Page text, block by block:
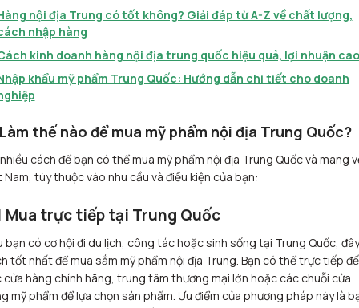
nội địa Trung có tốt không? Giải đáp từ A-Z về chất lượng,
nhập hàng
kinh doanh hàng nội địa trung quốc hiệu quả, lợi nhuận cao
khẩu mỹ phẩm Trung Quốc: Hướng dẫn chi tiết cho doanh
thế nào để mua mỹ phẩm nội địa Trung Quốc?
cách để bạn có thể mua mỹ phẩm nội địa Trung Quốc và mang
Nam, tùy thuộc vào nhu cầu và điều kiện của bạn:
Mua trực tiếp tại Trung Quốc
bạn có cơ hội đi du lịch, công tác hoặc sinh sống tại Trung Quốc,
tốt nhất để mua sắm mỹ phẩm nội địa Trung. Bạn có thể trực tiếp
cửa hàng chính hãng, trung tâm thương mại lớn hoặc các chuỗi cửa
mỹ phẩm để lựa chọn sản phẩm. Ưu điểm của phương pháp này là